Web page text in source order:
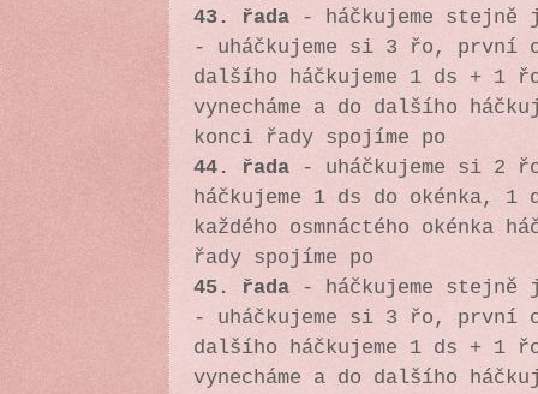
43. řada - háčkujeme stejně
- uháčkujeme si 3 řo, první
dalšího háčkujeme 1 ds + 1
vynecháme a do dalšího
konci řady spojíme po
44. řada - uháčkujeme si 2
háčkujeme 1 ds do okénka, 1
každého osmnáctého okénka
řady spojíme po
45. řada - háčkujeme stejně
- uháčkujeme si 3 řo, první
dalšího háčkujeme 1 ds + 1
vynecháme a do dalšího